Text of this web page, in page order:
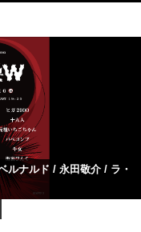
ルナルド / 永田敬介 / ラ・